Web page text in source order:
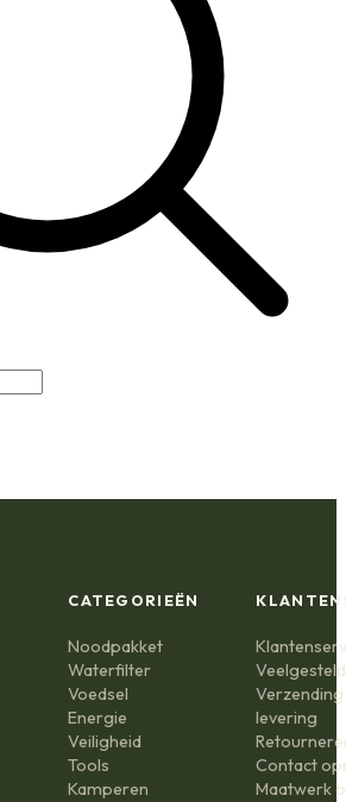
CATEGORIEËN
Noodpakket
Waterfilter
Voedsel
Energie
Veiligheid
Tools
Kamperen
Verzending
levering
Contact
Maatwerk